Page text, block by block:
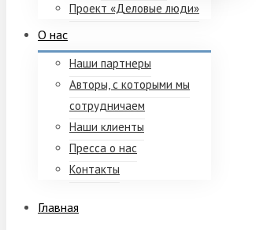
Проект «Деловые люди»
О нас
Наши партнеры
Авторы, с которыми мы
сотрудничаем
Наши клиенты
Пресса о нас
Контакты
Главная